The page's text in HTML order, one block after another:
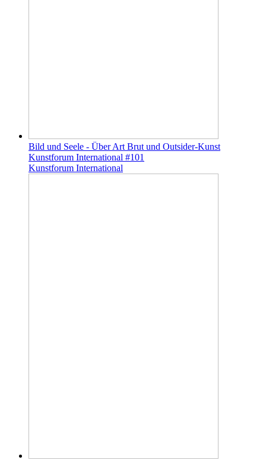
Bild und Seele - Über Art Brut und Outsider-Kunst
Kunstforum International #101
Kunstforum International